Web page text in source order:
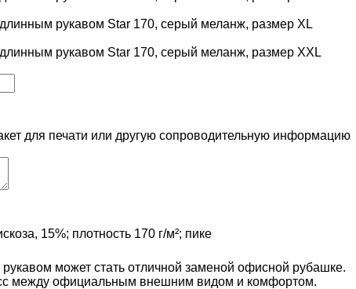
рукавом Star 170, серый меланж, размер XL
рукавом Star 170, серый меланж, размер XXL
для печати или другую сопроводительную информацию
15%; плотность 170 г/м²; пике
может стать отличной заменой офисной рубашке.
между официальным внешним видом и комфортом.